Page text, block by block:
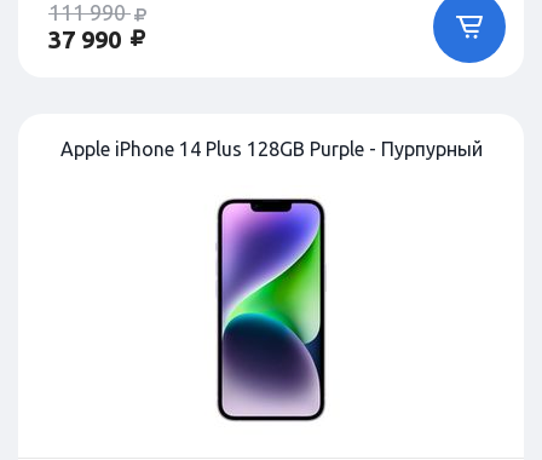
111 990
37 990
Apple iPhone 14 Plus 128GB Purple - Пурпурный